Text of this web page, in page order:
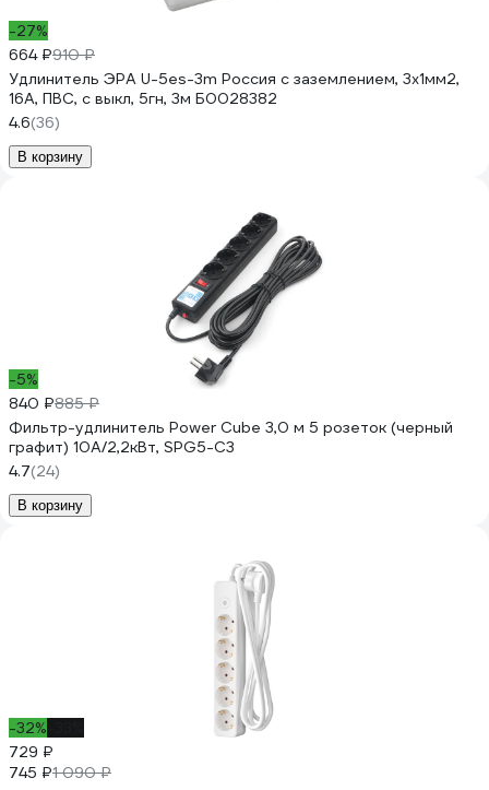
-27%
664 ₽910 ₽
Удлинитель ЭРА U-5es-3m Россия с заземлением, 3x1мм2,
16A, ПВС, с выкл, 5гн, 3м Б0028382
4.6(36)
В корзину
-5%
840 ₽885 ₽
Фильтр-удлинитель Power Cube 3,0 м 5 розеток (черный
графит) 10А/2,2кВт, SPG5-С3
4.7(24)
В корзину
-32%
729 ₽
745 ₽1 090 ₽